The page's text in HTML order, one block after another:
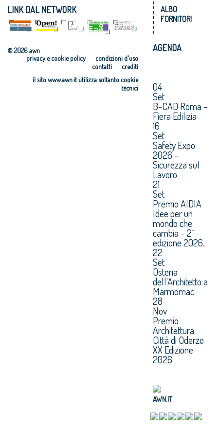
LINK DAL NETWORK
© 2026 awn
condizioni d'uso
privacy e cookie policy
crediti
contatti
il sito www.awn.it utilizza soltanto cookie
tecnici
ALBO
FORNITORI
AGENDA
04
Set
B-CAD Roma –
Fiera Edilizia
16
Set
Safety Expo
2026 -
Sicurezza sul
Lavoro
21
Set
Premio AIDIA
Idee per un
mondo che
cambia – 2^
edizione 2026.
22
Set
Osteria
dell'Architetto a
Marmomac
28
Nov
Premio
Architettura
Città di Oderzo
XX Edizione
2026
AWN.IT